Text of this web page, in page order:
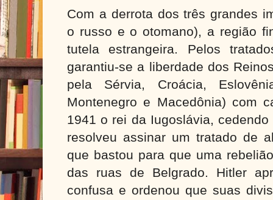
Com a derrota dos três grandes
o russo e o otomano), a região
tutela estrangeira. Pelos
garantiu-se a liberdade dos
pela Sérvia, Croácia,
Montenegro e Macedônia) com
1941 o rei da Iugoslávia,
resolveu assinar um tratado de
que bastou para que uma
das ruas de Belgrado. Hitler
confusa e ordenou que suas